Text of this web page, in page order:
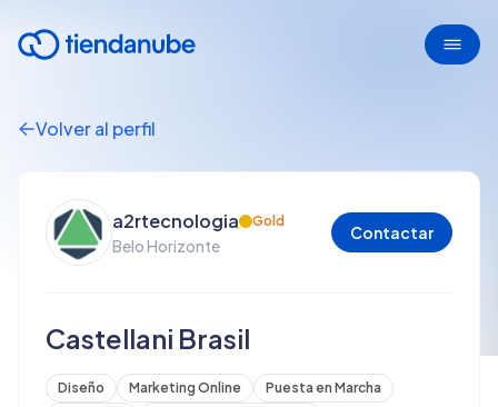
Volver al perfil
a2rtecnologia Gold
Belo Horizonte
Contactar
Castellani Brasil
Diseño Marketing Online
Puesta en Marcha